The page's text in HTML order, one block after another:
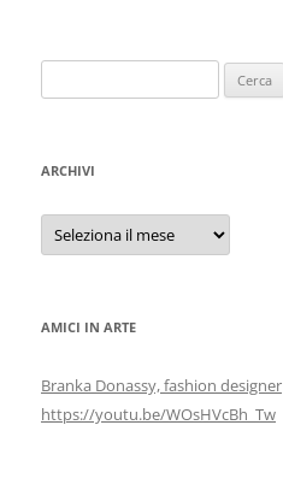
per:
ARCHIVI
Archivi
AMICI IN ARTE
Branka Donassy, fashion designer
https://youtu.be/WOsHVcBh_Tw